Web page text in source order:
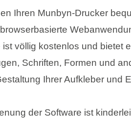
Ihren Munbyn-Drucker
ist völlig kostenlos und bietet
Schriften, Formen und
Ihrer Aufkleber und
der Software ist